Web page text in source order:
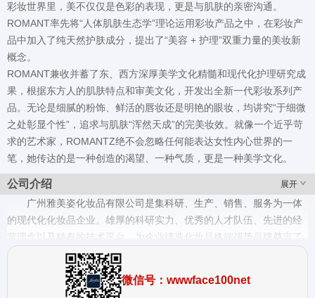
彩妆世界里，美不仅仅是色彩的表现，更是与肌肤的亲密沟通。
ROMANT率先将“人体肌肤生态学”理论运用彩妆产品之中，在彩妆产
品中加入了纯天然护肤成分，提出了“美容 + 护理”双重力量的美妆新
概念。
ROMANT兼收并蓄了东、西方深厚美学文化精髓和现代化护理研究成
果，根据东方人的肌肤特点和审美文化，开发出全新一代彩妆系列产
品。无论是细腻的粉饰、鲜活的唇妆还是明艳的眼妆，均讲究“于细微
之处彰显个性”，追求与肌肤“浑然天成”的完美妆效。就像一个近乎苛
求的艺术家，ROMANTZ绝不会忽略任何能表达女性内心世界的一
笔，她传达的是一种创造的渴望、一种气质，更是一种美学文化。
展开
公司介绍
广州雅美姿化妆品有限公司是集科研、生产、销售、服务为一体
的现代化化妆品企业。雄厚的科研实力、优秀的人才队伍、先进的经
营理念以及独有的技术平台，为企业缔造化妆品终端强势品牌奠定了
雄厚的基础。 企业在创建之初，就对品牌布局、品牌延伸性、内涵性
和兼容性做出精准的定位。在历经多年的潜心研究及市场调查、考
证，终于成功开发出适合东方人美学文化及肤质的"ROMANTZ"（雅
微信号：wwwface100net